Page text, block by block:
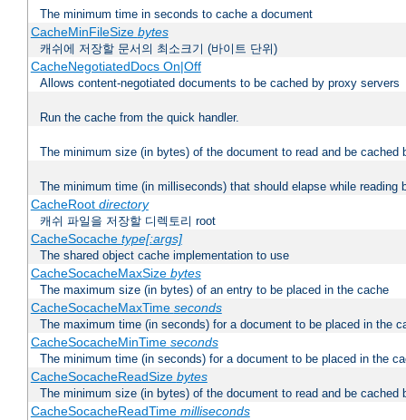
The minimum time in seconds to cache a document
CacheMinFileSize bytes
캐쉬에 저장할 문서의 최소크기 (바이트 단위)
CacheNegotiatedDocs On|Off
Allows content-negotiated documents to be cached by proxy servers
Run the cache from the quick handler.
The minimum size (in bytes) of the document to read and be cached
The minimum time (in milliseconds) that should elapse while reading
CacheRoot directory
캐쉬 파일을 저장할 디렉토리 root
CacheSocache type[:args]
The shared object cache implementation to use
CacheSocacheMaxSize bytes
The maximum size (in bytes) of an entry to be placed in the cache
CacheSocacheMaxTime seconds
The maximum time (in seconds) for a document to be placed in the
CacheSocacheMinTime seconds
The minimum time (in seconds) for a document to be placed in the
CacheSocacheReadSize bytes
The minimum size (in bytes) of the document to read and be cached
CacheSocacheReadTime milliseconds